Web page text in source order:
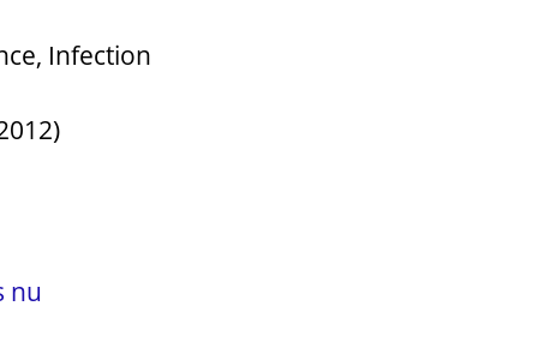
Infection
nu